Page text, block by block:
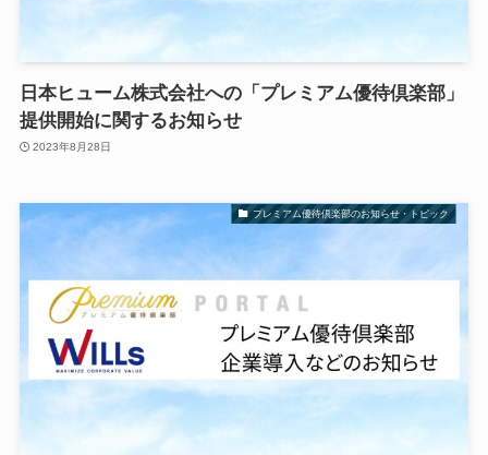
日本ヒューム株式会社への「プレミアム優待倶楽部」
提供開始に関するお知らせ
2023年8月28日
プレミアム優待倶楽部のお知らせ・トピック